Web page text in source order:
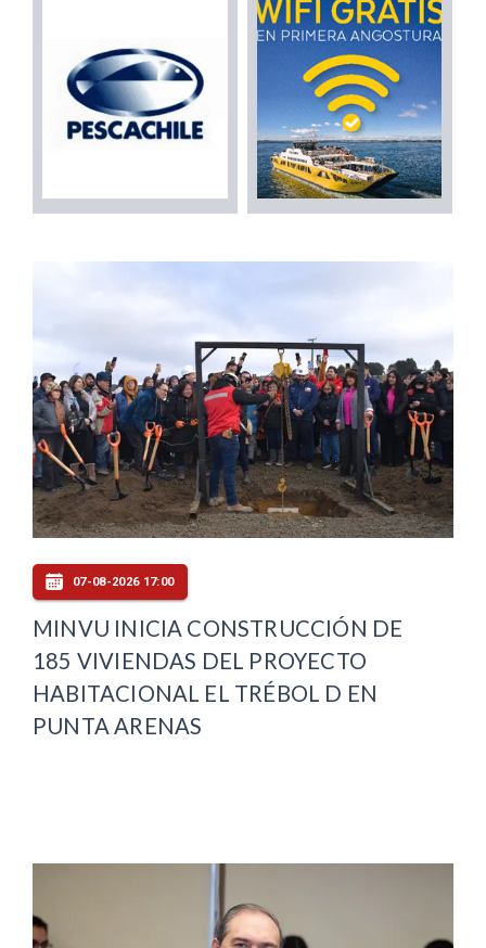
07-08-2026 17:00
MINVU INICIA CONSTRUCCIÓN DE
185 VIVIENDAS DEL PROYECTO
HABITACIONAL EL TRÉBOL D EN
PUNTA ARENAS